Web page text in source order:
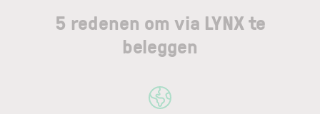
5 redenen om via LYNX te
beleggen